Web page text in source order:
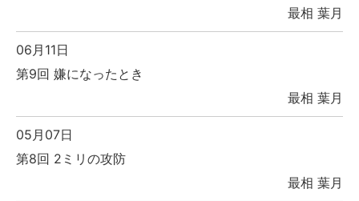
最相 葉月
06月11日
第9回 嫌になったとき
最相 葉月
05月07日
第8回 2ミリの攻防
最相 葉月